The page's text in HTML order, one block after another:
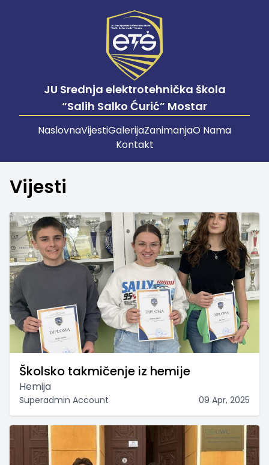
JU Srednja elektrotehnička škola
“Salih Salko Ćurić” Mostar
NaslovnaVijestiGalerijaZanimanjaO Nama
Kontakt
Vijesti
Školsko takmičenje iz hemije
Hemija
Superadmin Account 09 Apr, 2025